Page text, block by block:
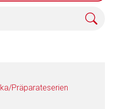
Präparateserien